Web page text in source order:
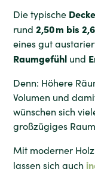
Die typische
rund2,50 m bis
eines gut
Raumgefühl und
Denn: Höhere
Volumen und
wünschen sich
großzügiges
Mit moderner
lassen sich auch